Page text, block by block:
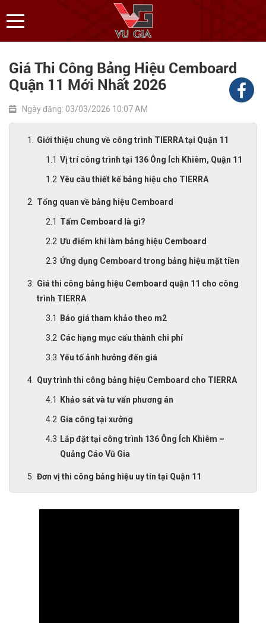
Giá Thi Công Bảng Hiệu Cemboard
Quận 11 Mới Nhất 2026
Ngày đăng: 03/03/2026 10:07 AM
Giới thiệu chung về công trình TIERRA tại Quận 11
Vị trí công trình tại 136 Ông Ích Khiêm, Quận 11
Yêu cầu thiết kế bảng hiệu cho TIERRA
Tổng quan về bảng hiệu Cemboard
Tấm Cemboard là gì?
Ưu điểm khi làm bảng hiệu Cemboard
Ứng dụng Cemboard trong bảng hiệu mặt tiền
Giá thi công bảng hiệu Cemboard quận 11 cho công
trình TIERRA
Báo giá tham khảo theo m2
Các hạng mục cấu thành chi phí
Yếu tố ảnh hưởng đến giá
Quy trình thi công bảng hiệu Cemboard cho TIERRA
Khảo sát và tư vấn phương án
Gia công tại xưởng
Lắp đặt tại công trình 136 Ông Ích Khiêm –
Quảng Cáo Vũ Gia
Đơn vị thi công bảng hiệu uy tín tại Quận 11